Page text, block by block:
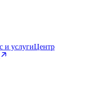
и услугиЦентр